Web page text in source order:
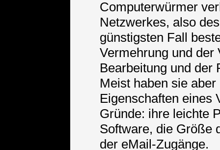
Computerwürmer
Netzwerkes, also
günstigsten Fall
Vermehrung und der
Bearbeitung und der
Meist haben sie
Eigenschaften eines
Gründe: ihre leichte
Software, die Größe
der eMail-Zugänge.